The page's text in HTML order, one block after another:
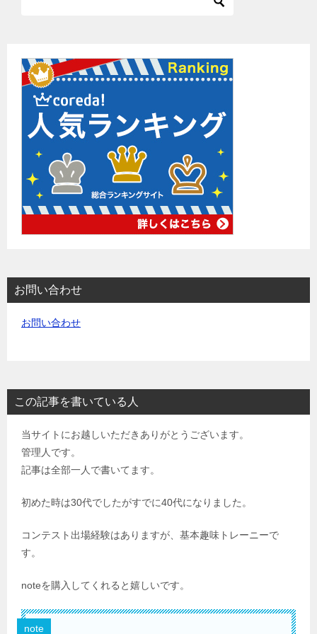
お問い合わせ
お問い合わせ
この記事を書いている人
当サイトにお越しいただきありがとうございます。
管理人です。
記事は全部一人で書いてます。
初めた時は30代でしたがすでに40代になりました。
コンテスト出場経験はありますが、基本趣味トレーニーで
す。
noteを購入してくれると嬉しいです。
note